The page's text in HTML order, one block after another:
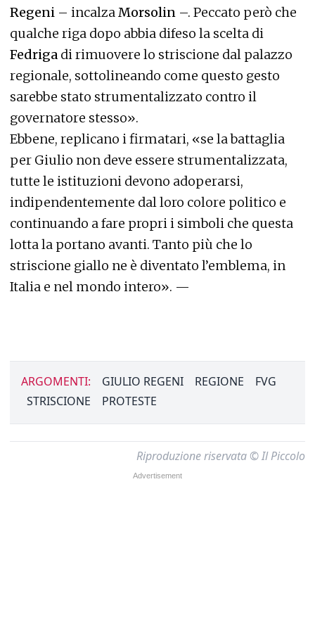
Regeni – incalza Morsolin –. Peccato però che
qualche riga dopo abbia difeso la scelta di
Fedriga di rimuovere lo striscione dal palazzo
regionale, sottolineando come questo gesto
sarebbe stato strumentalizzato contro il
governatore stesso».
Ebbene, replicano i firmatari, «se la battaglia
per Giulio non deve essere strumentalizzata,
tutte le istituzioni devono adoperarsi,
indipendentemente dal loro colore politico e
continuando a fare propri i simboli che questa
lotta la portano avanti. Tanto più che lo
striscione giallo ne è diventato l’emblema, in
Italia e nel mondo intero». —
ARGOMENTI: GIULIO REGENI REGIONE
FVG
STRISCIONE
PROTESTE
Riproduzione riservata © Il Piccolo